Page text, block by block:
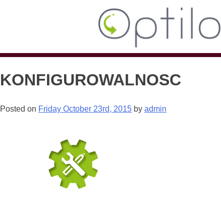
KONFIGUROWALNOSC
Posted on Friday October 23rd, 2015 by admin